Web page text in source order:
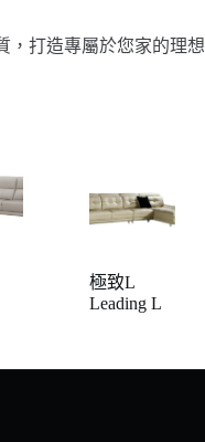
，打造專屬於您家的理想
極致L
Leading L